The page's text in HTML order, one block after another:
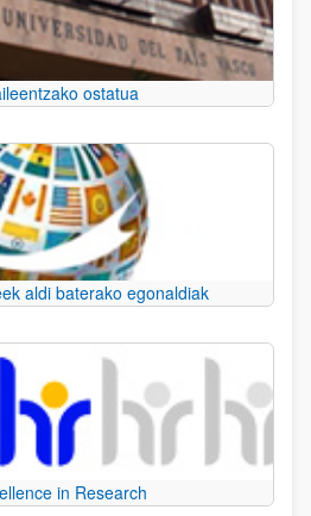
ostatua
aldi baterako egonaldiak
in Research